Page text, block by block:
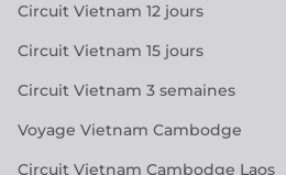
Circuit Vietnam 12 jours
Circuit Vietnam 15 jours
Circuit Vietnam 3 semaines
Voyage Vietnam Cambodge
Circuit Vietnam Cambodge Laos